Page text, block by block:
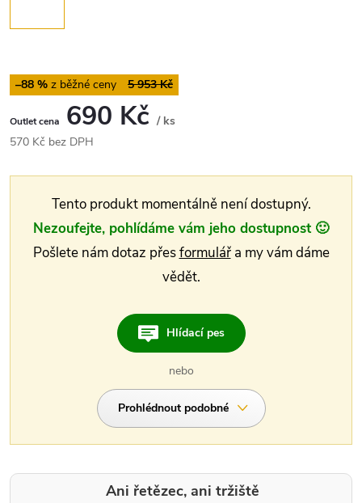
5 953 Kč
–88 %
690 Kč / ks
570 Kč bez DPH
Tento produkt momentálně není dostupný.
Nezoufejte, pohlídáme vám jeho dostupnost 🙂
Pošlete nám dotaz přesformulářa my vám dáme
vědět.
Hlídací pes
nebo
Prohlédnout podobné
Ani řetězec, ani tržiště